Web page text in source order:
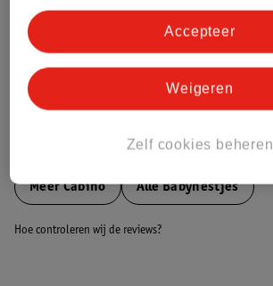
Meer informatie
Bestel & Bezorginformatie
MeerCabino Alle Babynestjes
Hoe controleren wij de reviews?
Zelf cookies beheren
Weigeren
Accepteer